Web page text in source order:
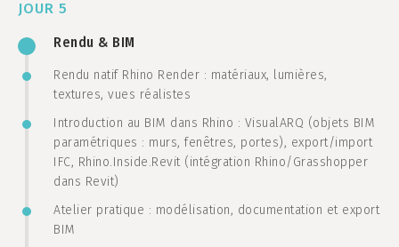
JOUR 5
Rendu & BIM
Rendu natif Rhino Render : matériaux, lumières,
textures, vues réalistes
Introduction au BIM dans Rhino : VisualARQ (objets BIM
paramétriques : murs, fenêtres, portes), export/import
IFC, Rhino.Inside.Revit (intégration Rhino/Grasshopper
dans Revit)
Atelier pratique : modélisation, documentation et export
BIM